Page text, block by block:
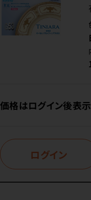
価格はログイン後表示
ログイン